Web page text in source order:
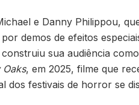
e Danny Philippou,
demos de efeitos
sua audiência
Oaks, em 2025, filme que
dos festivais de horror se